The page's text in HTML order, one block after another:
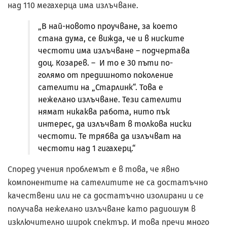
над 110 мегахерца има излъчване.
„В най-новото проучване, за което
стана дума, се вижда, че и в ниските
честоти има излъчване – подчертава
доц. Козарев. – И то е 30 пъти по-
голямо от предишното поколение
сателити на „Старлинк“. Това е
нежелано излъчване. Тези сателити
нямат никаква работа, нито пък
интерес, да излъчват в толкова ниски
честоти. Те трябва да излъчват на
честоти над 1 гигахерц.“
Според учения проблемът е в това, че явно
компонентите на сателитите не са достатъчно
качествени или не са достатъчно изолирани и се
получава нежелано излъчване като радиошум в
изключително широк спектър. И това пречи много